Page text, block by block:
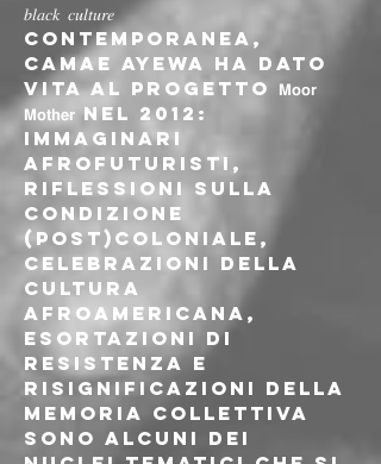
𝑏𝑙𝑎𝑐𝑘 𝑐𝑢𝑙𝑡𝑢𝑟𝑒
contemporanea,
Camae Ayewa ha dato
vita al progetto 𝗠𝗼𝗼𝗿
𝗠𝗼𝘁𝗵𝗲𝗿 nel 2012:
immaginari
afrofuturisti,
riflessioni sulla
condizione
(post)coloniale,
celebrazioni della
cultura
afroamericana,
esortazioni di
resistenza e
risignificazioni della
memoria collettiva
sono alcuni dei